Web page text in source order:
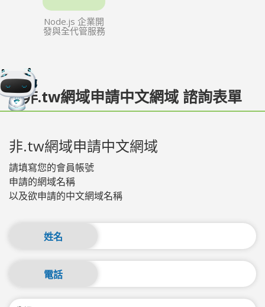
Node.js 企業開
發與全代管服務
非.tw網域申請中文網域 諮詢表單
非.tw網域申請中文網域
請填寫您的會員帳號
申請的網域名稱
以及欲申請的中文網域名稱
姓名
電話